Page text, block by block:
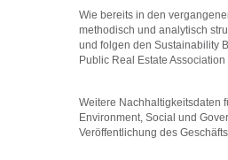
Wie bereits in den
methodisch und analytisch
und folgen den Sustainability
Public Real Estate Association
Weitere Nachhaltigkeitsdaten
Environment, Social und
Veröffentlichung des